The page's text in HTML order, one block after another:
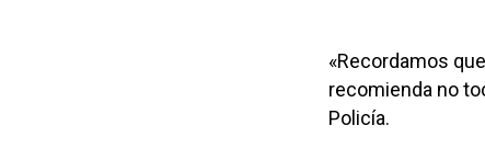
«Recordamos
recomienda no
Policía.